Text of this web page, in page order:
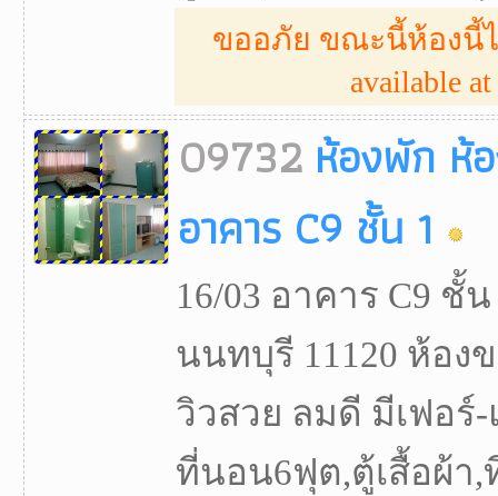
ขออภัย ขณะนี้ห้องนี้ไ
available
09732 ห้องพัก ห้
อาคาร C9 ชั้น 1
16/03 อาคาร C9 ชั้
นนทบุรี 11120 ห้อง
วิวสวย ลมดี มีเฟอร์-
ที่นอน6ฟุต,ตู้เสื้อผ้า